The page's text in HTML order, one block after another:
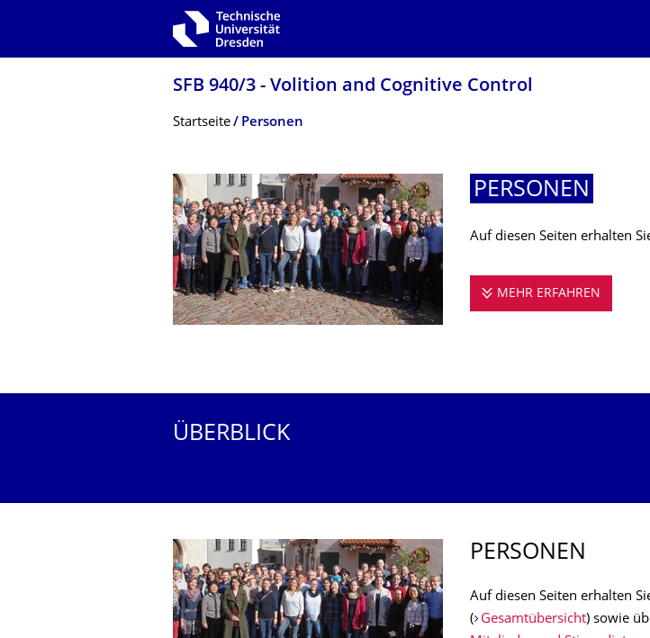
Zur Hauptnavigation springen
SFB 940/3 - Volition and Cognitive Control
Breadcrumb-Menü
Startseite Personen
PERSONEN
Auf diesen Seiten erhalten
MEHR ERFAHREN
ÜBERBLICK
PERSONEN
Auf diesen Seiten erhalten
( Gesamtübersicht) sowie